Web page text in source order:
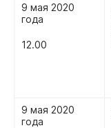
9 мая 2020
года
12.00
9 мая 2020
года